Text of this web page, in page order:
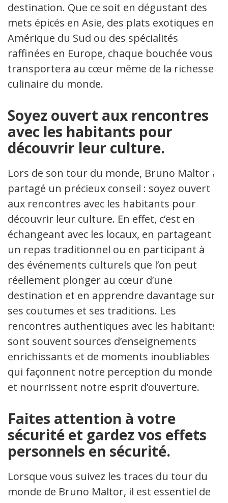
destination. Que ce soit en dégustant des
mets épicés en Asie, des plats exotiques en
Amérique du Sud ou des spécialités
raffinées en Europe, chaque bouchée vous
transportera au cœur même de la richesse
culinaire du monde.
Soyez ouvert aux rencontres
avec les habitants pour
découvrir leur culture.
Lors de son tour du monde, Bruno Maltor a
partagé un précieux conseil : soyez ouvert
aux rencontres avec les habitants pour
découvrir leur culture. En effet, c’est en
échangeant avec les locaux, en partageant
un repas traditionnel ou en participant à
des événements culturels que l’on peut
réellement plonger au cœur d’une
destination et en apprendre davantage sur
ses coutumes et ses traditions. Les
rencontres authentiques avec les habitants
sont souvent sources d’enseignements
enrichissants et de moments inoubliables
qui façonnent notre perception du monde
et nourrissent notre esprit d’ouverture.
Faites attention à votre
sécurité et gardez vos effets
personnels en sécurité.
Lorsque vous suivez les traces du tour du
monde de Bruno Maltor, il est essentiel de